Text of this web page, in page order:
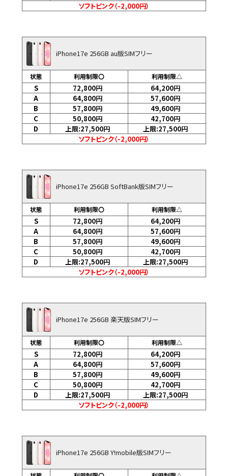
ソフトピンク（-2,000円）
iPhone17e 256GB au版SIMフリー
状態 利用制限〇 利用制限△
S 72,800円 64,200円
A
64,800円 57,600円
B
57,800円 49,600円
C
50,800円 42,700円
D
上限:27,500円 上限:27,500円
ソフトピンク（-2,000円）
iPhone17e 256GB SoftBank版SIMフリー
状態 利用制限〇 利用制限△
S 72,800円 64,200円
A
64,800円 57,600円
B
57,800円 49,600円
C
50,800円 42,700円
D
上限:27,500円 上限:27,500円
ソフトピンク（-2,000円）
iPhone17e 256GB 楽天版SIMフリー
状態 利用制限〇 利用制限△
S 72,800円 64,200円
A
64,800円 57,600円
B
57,800円 49,600円
C
50,800円 42,700円
D
上限:27,500円 上限:27,500円
ソフトピンク（-2,000円）
iPhone17e 256GB Y!mobile版SIMフリー